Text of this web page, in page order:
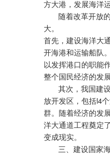
方大港，发展海洋
随着改革开放
大。
首先，建设海洋大
开海港和运输船队
以发挥港口的职能
整个国民经济的发展
其次，我国建
放开发区，包括l4
群。随着经济的发
洋大通道工程奠定
变成现实。
三、建设国家